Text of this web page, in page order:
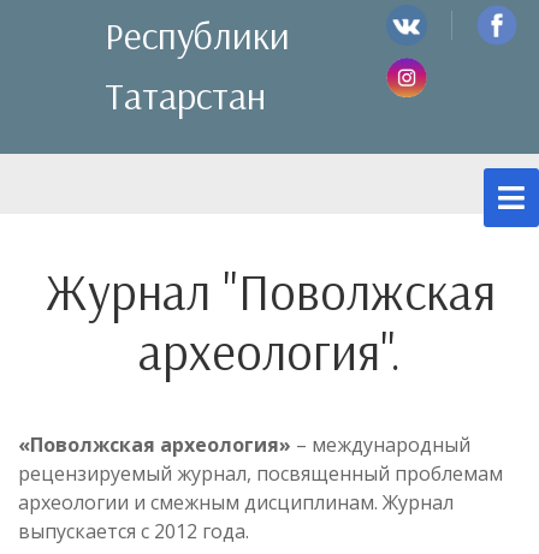
Республики
Татарстан
Журнал "Поволжская
археология".
«Поволжская археология» – международный
рецензируемый журнал, посвященный проблемам
археологии и смежным дисциплинам. Журнал
выпускается с 2012 года.